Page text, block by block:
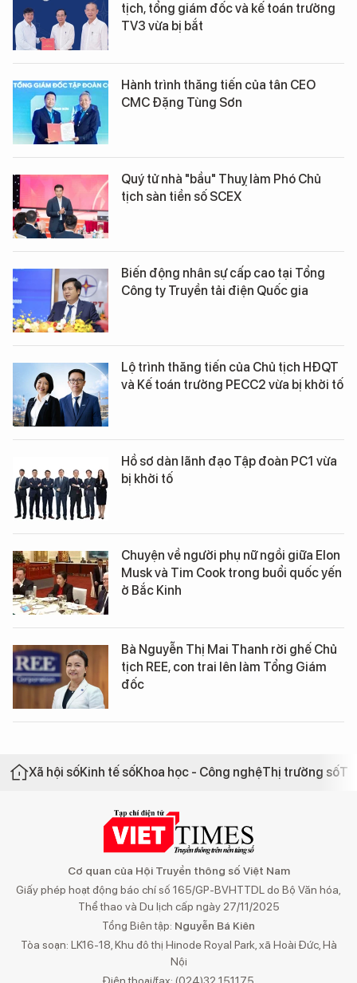
tịch, tổng giám đốc và kế toán trưởng
TV3 vừa bị bắt
Hành trình thăng tiến của tân CEO
CMC Đặng Tùng Sơn
Quý tử nhà "bầu" Thuỵ làm Phó Chủ
tịch sàn tiền số SCEX
Biến động nhân sự cấp cao tại Tổng
Công ty Truyền tải điện Quốc gia
Lộ trình thăng tiến của Chủ tịch HĐQT
và Kế toán trưởng PECC2 vừa bị khởi tố
Hồ sơ dàn lãnh đạo Tập đoàn PC1 vừa
bị khởi tố
Chuyện về người phụ nữ ngồi giữa Elon
Musk và Tim Cook trong buổi quốc yến
ở Bắc Kinh
Bà Nguyễn Thị Mai Thanh rời ghế Chủ
tịch REE, con trai lên làm Tổng Giám
đốc
Xã hội sốKinh tế sốKhoa học - Công nghệThị trường số
Cơ quan của Hội Truyền thông số Việt Nam
Giấy phép hoạt động báo chí số 165/GP-BVHTTDL do Bộ Văn hóa,
Thể thao và Du lịch cấp ngày 27/11/2025
Tổng Biên tập: Nguyễn Bá Kiên
Tòa soạn: LK16-18, Khu đô thị Hinode Royal Park, xã Hoài Đức, Hà
Nội